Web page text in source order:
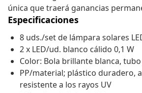
única que traerá ganancias
Especificaciones
8 uds./set de lámpara solares
2 x LED/ud. blanco cálido 0,1 W
Color: Bola brillante blanca,
PP/material; plástico duradero,
resistente a los rayos UV